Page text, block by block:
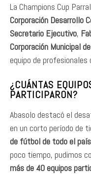
La Champions Cup
Corporación Desarrollo
Secretario Ejecutivo,
Corporación Municipal
equipo de
¿CUÁNTAS
PARTICIPARON?
Abasolo destacó el
en un corto período de
de fútbol de todo el país
poco tiempo, pudimos
más de 40 equipos